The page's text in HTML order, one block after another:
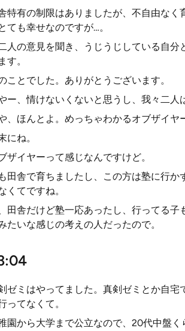
特有の制限はありましたが、不自由な
ても幸せなのですが…。
人の意見を聞き、うじうじしている自
す。
ことでした。ありがとうございます。
ー、情けないくないと思うし、我々二人
、ほんとよ。めっちゃわかるオブザイヤ
にね。
ザイヤーって感じなんですけど。
田舎で育ちましたし、この方は塾に行
くてですね。
田舎だけど塾一応あったし、行ってる
たいな感じの考えの人だったので。
ゼミはやってました。真剣ゼミとか自
ってなくて。
園から大学まで公立なので、20代中盤